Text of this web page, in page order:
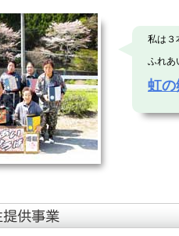
私は３
ふれあ
虹の